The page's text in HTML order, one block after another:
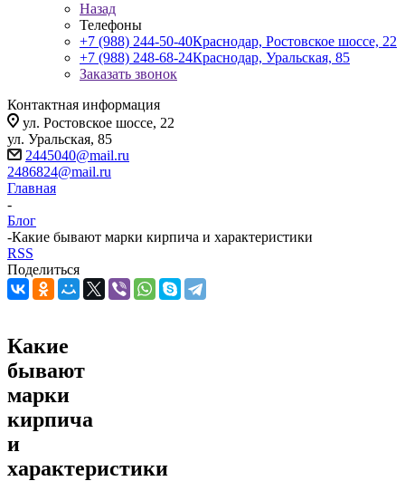
Назад
Телефоны
+7 (988) 244-50-40Краснодар, Ростовское шоссе, 22
+7 (988) 248-68-24Краснодар, Уральская, 85
Заказать звонок
Контактная информация
ул. Ростовское шоссе, 22
ул. Уральская, 85
2445040@mail.ru
2486824@mail.ru
Главная
-
Блог
-Какие бывают марки кирпича и характеристики
RSS
Поделиться
Какие
бывают
марки
кирпича
и
характеристики